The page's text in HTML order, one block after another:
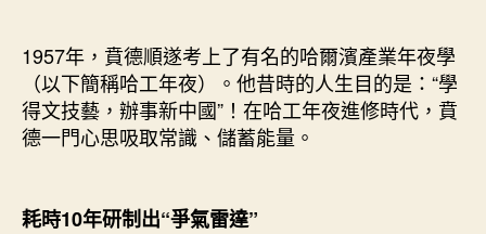
1957年，賁德順遂考上了有名的哈爾濱產業年夜學
（以下簡稱哈工年夜）。他昔時的人生目的是：“學
得文技藝，辦事新中國”！在哈工年夜進修時代，賁
德一門心思吸取常識、儲蓄能量。
耗時10年研制出“爭氣雷達”